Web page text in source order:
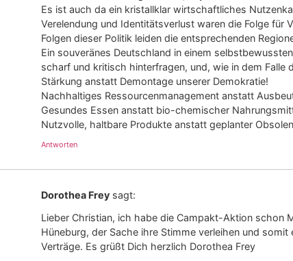
Es ist auch da ein kristallklar wirtschaftliches
Verelendung und Identitätsverlust waren die Folge
Folgen dieser Politik leiden die entsprechenden
Ein souveränes Deutschland in einem
scharf und kritisch hinterfragen, und, wie in dem Falle
Stärkung anstatt Demontage unserer Demokratie!
Nachhaltiges Ressourcenmanagement anstatt
Gesundes Essen anstatt bio-chemischer
Nutzvolle, haltbare Produkte anstatt geplanter
Antworten
Dorothea Frey sagt:
Lieber Christian, ich habe die Campakt-Aktion schon
Hüneburg, der Sache ihre Stimme verleihen und
Verträge. Es grüßt Dich herzlich Dorothea Frey